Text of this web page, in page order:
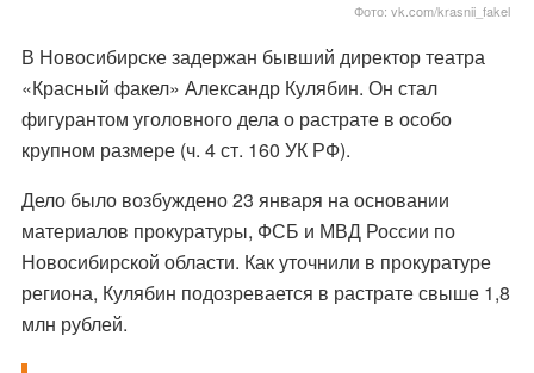
Фото: vk.com/krasnii_fakel
В Новосибирске задержан бывший директор театра
«Красный факел» Александр Кулябин. Он стал
фигурантом уголовного дела о растрате в особо
крупном размере (ч. 4 ст. 160 УК РФ).
Дело было возбуждено 23 января на основании
материалов прокуратуры, ФСБ и МВД России по
Новосибирской области. Как уточнили в прокуратуре
региона, Кулябин подозревается в растрате свыше 1,8
млн рублей.